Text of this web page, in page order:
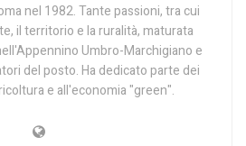
nel 1982. Tante passioni, tra cui
il territorio e la ruralità, maturata
Umbro-Marchigiano e
del posto. Ha dedicato parte dei
e all'economia "green".